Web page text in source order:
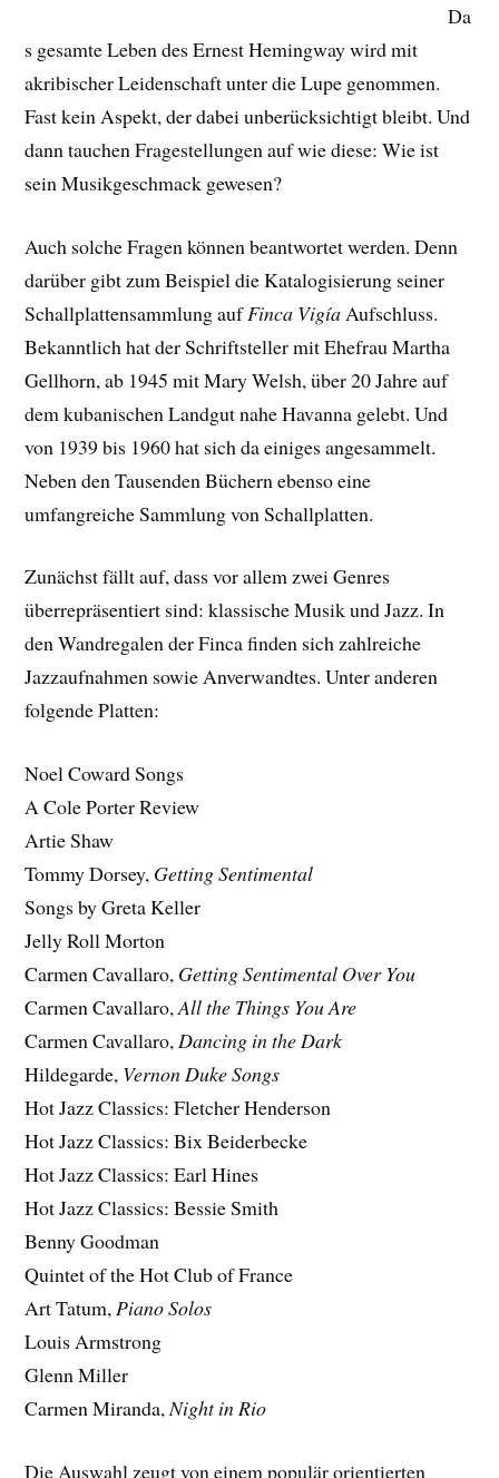
Da
s gesamte Leben des Ernest Hemingway wird mit
akribischer Leidenschaft unter die Lupe genommen.
Fast kein Aspekt, der dabei unberücksichtigt bleibt. Und
dann tauchen Fragestellungen auf wie diese: Wie ist
sein Musikgeschmack gewesen?
Auch solche Fragen können beantwortet werden. Denn
darüber gibt zum Beispiel die Katalogisierung seiner
Schallplattensammlung aufFinca Vigía Aufschluss.
Bekanntlich hat der Schriftsteller mit Ehefrau Martha
Gellhorn, ab 1945 mit Mary Welsh, über 20 Jahre auf
dem kubanischen Landgut nahe Havanna gelebt. Und
von 1939 bis 1960 hat sich da einiges angesammelt.
Neben den Tausenden Büchern ebenso eine
umfangreiche Sammlung von Schallplatten.
Zunächst fällt auf, dass vor allem zwei Genres
überrepräsentiert sind: klassische Musik und Jazz. In
den Wandregalen der Finca finden sich zahlreiche
Jazzaufnahmen sowie Anverwandtes. Unter anderen
folgende Platten:
Noel Coward Songs
A Cole Porter Review
Artie Shaw
Tommy Dorsey, Getting Sentimental
Songs by Greta Keller
Jelly Roll Morton
Carmen Cavallaro, Getting Sentimental Over You
Carmen Cavallaro,All the Things You Are
Carmen Cavallaro,Dancing in the Dark
Hildegarde, Vernon Duke Songs
Hot Jazz Classics: Fletcher Henderson
Hot Jazz Classics: Bix Beiderbecke
Hot Jazz Classics: Earl Hines
Hot Jazz Classics: Bessie Smith
Benny Goodman
Quintet of the Hot Club of France
Art Tatum,Piano Solos
Louis Armstrong
Glenn Miller
Carmen Miranda,Night in Rio
Die Auswahl zeugt von einem populär orientierten